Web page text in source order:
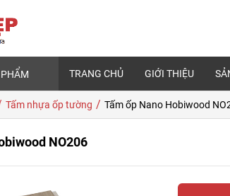
TRANG CHỦ GIỚI THIỆU
Tấm nhựa ốp tường / Tấm ốp Nano Hobiwood
NO206